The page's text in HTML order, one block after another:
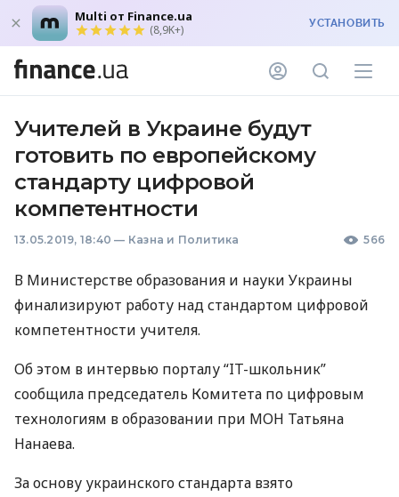
Multi от Finance.ua
(8,9K+) УСТАНОВИТЬ
Учителей в Украине будут
готовить по европейскому
стандарту цифровой
компетентности
13.05.2019, 18:40 — Казна и Политика 566
В Министерстве образования и науки Украины
финализируют работу над стандартом цифровой
компетентности учителя.
Об этом в интервью порталу “IT-школьник”
сообщила председатель Комитета по цифровым
технологиям в образовании при МОН Татьяна
Нанаева.
За основу украинского стандарта взято